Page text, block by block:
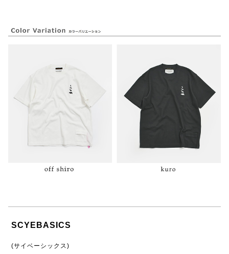
SCYEBASICS
(サイベーシックス)